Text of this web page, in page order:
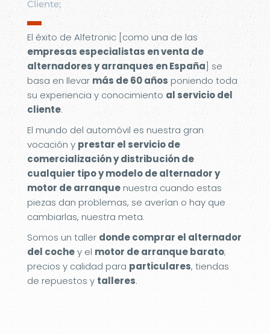
Cliente;
▬
El éxito de Alfetronic [como una de las
empresas especialistas en venta de
alternadores y arranques en España] se
basa en llevarmás de 60 añosponiendo toda
su experiencia y conocimiento al servicio del
cliente.
El mundo del automóvil es nuestra gran
vocación yprestar el servicio de
comercialización y distribución de
cualquier tipo y modelo de alternador y
motor de arranquenuestra cuando estas
piezas dan problemas, se averían o hay que
cambiarlas, nuestra meta.
Somos un taller donde comprar el alternador
del cochey el motor de arranque barato;
precios y calidad para particulares, tiendas
de repuestos y talleres.